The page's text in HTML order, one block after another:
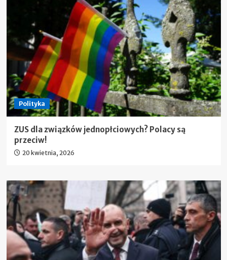
Polityka
ZUS dla związków jednopłciowych? Polacy są
przeciw!
20 kwietnia, 2026